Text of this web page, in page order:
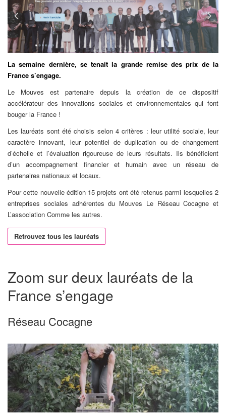
La semaine dernière, se tenait la grande remise des prix de la
France s’engage.
Le Mouves est partenaire depuis la création de ce dispositif
accélérateur des innovations sociales et environnementales qui font
bouger la France !
Les lauréats sont été choisis selon 4 critères : leur utilité sociale, leur
caractère innovant, leur potentiel de duplication ou de changement
d’échelle et l’évaluation rigoureuse de leurs résultats. Ils bénéficient
d’un accompagnement financier et humain avec un réseau de
partenaires nationaux et locaux.
Pour cette nouvelle édition 15 projets ont été retenus parmi lesquelles 2
entreprises sociales adhérentes du Mouves Le Réseau Cocagne et
L’association Comme les autres.
Retrouvez tous les lauréats
Zoom sur deux lauréats de la
France s’engage
Réseau Cocagne